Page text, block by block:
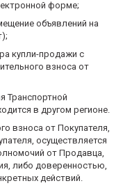
форме;
объявлений на
купли-продажи с
взноса от
Транспортной
в другом регионе.
взноса от Покупателя,
осуществляется
от Продавца,
либо доверенностью,
действий.